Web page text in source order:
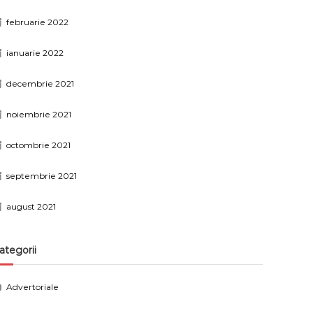
februarie 2022
ianuarie 2022
decembrie 2021
noiembrie 2021
octombrie 2021
septembrie 2021
august 2021
Advertoriale